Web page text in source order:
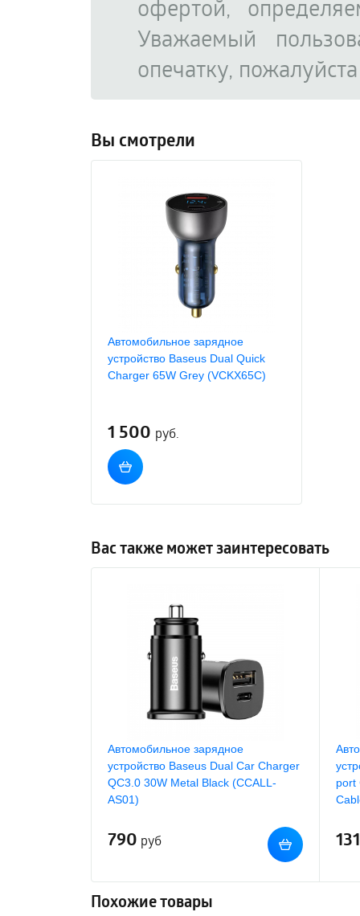
офертой,
Уважаемый
опечатку,
Вы смотрели
Автомобильное зарядное
устройство Baseus Dual Quick
Charger 65W Grey (VCKX65C)
1 500 руб.
Вас также может заинтересовать
Автомобильное зарядное
устройство Baseus Dual Car Charger
QC3.0 30W Metal Black (CCALL-
AS01)
790 руб
port
Похожие товары